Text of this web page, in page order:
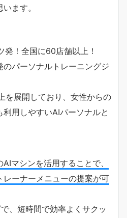
ます。
発！全国に60店舗以上！
パーソナルトレーニングジ
を展開しており、女性からの
用しやすいAIパーソナルと
マシンを活用することで、
ーナーメニューの提案が可
、短時間で効率よくサクッ